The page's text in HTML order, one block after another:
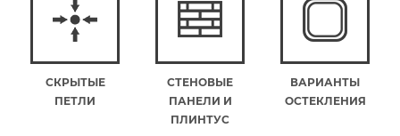
СКРЫТЫЕ
ПЕТЛИ
СТЕНОВЫЕ
ПАНЕЛИ И
ПЛИНТУС
ВАРИАНТЫ
ОСТЕКЛЕНИЯ